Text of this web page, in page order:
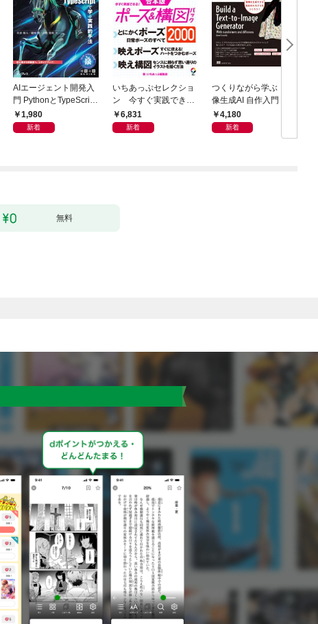
AIエージェント開発入
門 PythonとTypeScript
で学ぶ実践的手法
1,980
新着
いちあっぷセレクショ
ン 今すぐ実践でき
る！ポーズ＆構図パッ
ク
6,831
新着
つくりながら学ぶ！画
像生成AI 自作入門
4,180
新着
無料